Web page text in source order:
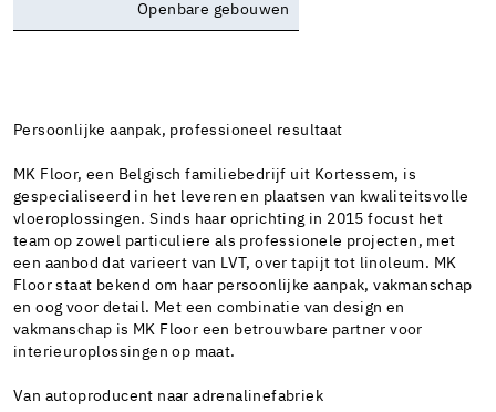
Openbare gebouwen
Persoonlijke aanpak, professioneel resultaat
MK Floor, een Belgisch familiebedrijf uit Kortessem, is
gespecialiseerd in het leveren en plaatsen van kwaliteitsvolle
vloeroplossingen. Sinds haar oprichting in 2015 focust het
team op zowel particuliere als professionele projecten, met
een aanbod dat varieert van LVT, over tapijt tot linoleum. MK
Floor staat bekend om haar persoonlijke aanpak, vakmanschap
en oog voor detail. Met een combinatie van design en
vakmanschap is MK Floor een betrouwbare partner voor
interieuroplossingen op maat.
Van autoproducent naar adrenalinefabriek